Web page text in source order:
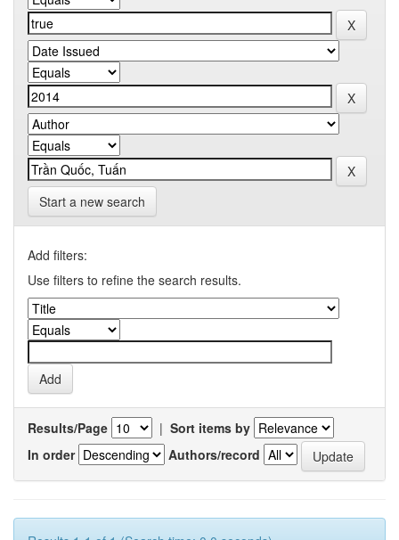
Start a new search
Add filters:
Use filters to refine the search results.
Results/Page | Sort items by
In order
Authors/record